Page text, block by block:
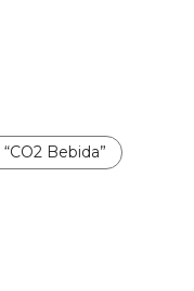
“CO2 Bebida”